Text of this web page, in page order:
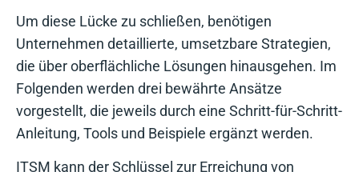
Um diese Lücke zu schließen, benötigen
Unternehmen detaillierte, umsetzbare Strategien,
die über oberflächliche Lösungen hinausgehen. Im
Folgenden werden drei bewährte Ansätze
vorgestellt, die jeweils durch eine Schritt-für-Schritt-
Anleitung, Tools und Beispiele ergänzt werden.
ITSM kann der Schlüssel zur Erreichung von